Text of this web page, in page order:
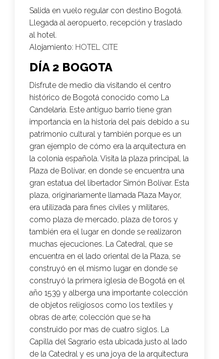
Salida en vuelo regular con destino Bogotá.
Llegada al aeropuerto, recepción y traslado
al hotel.
Alojamiento: HOTEL CITE
DÍA 2 BOGOTA
Disfrute de medio día visitando el centro
histórico de Bogotá conocido como La
Candelaria. Este antiguo barrio tiene gran
importancia en la historia del país debido a su
patrimonio cultural y también porque es un
gran ejemplo de cómo era la arquitectura en
la colonia española. Visita la plaza principal, la
Plaza de Bolívar, en donde se encuentra una
gran estatua del libertador Simón Bolívar. Esta
plaza, originariamente llamada Plaza Mayor,
era utilizada para fines civiles y militares,
como plaza de mercado, plaza de toros y
también era el lugar en donde se realizaron
muchas ejecuciones. La Catedral, que se
encuentra en el lado oriental de la Plaza, se
construyó en el mismo lugar en donde se
construyó la primera iglesia de Bogotá en el
año 1539 y alberga una importante colección
de objetos religiosos como los textiles y
obras de arte; colección que se ha
construido por mas de cuatro siglos. La
Capilla del Sagrario esta ubicada justo al lado
de la Catedral y es una joya de la arquitectura